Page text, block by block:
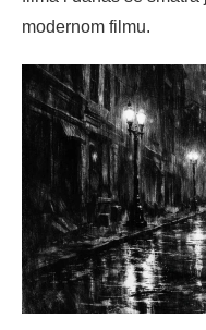
modernom filmu.